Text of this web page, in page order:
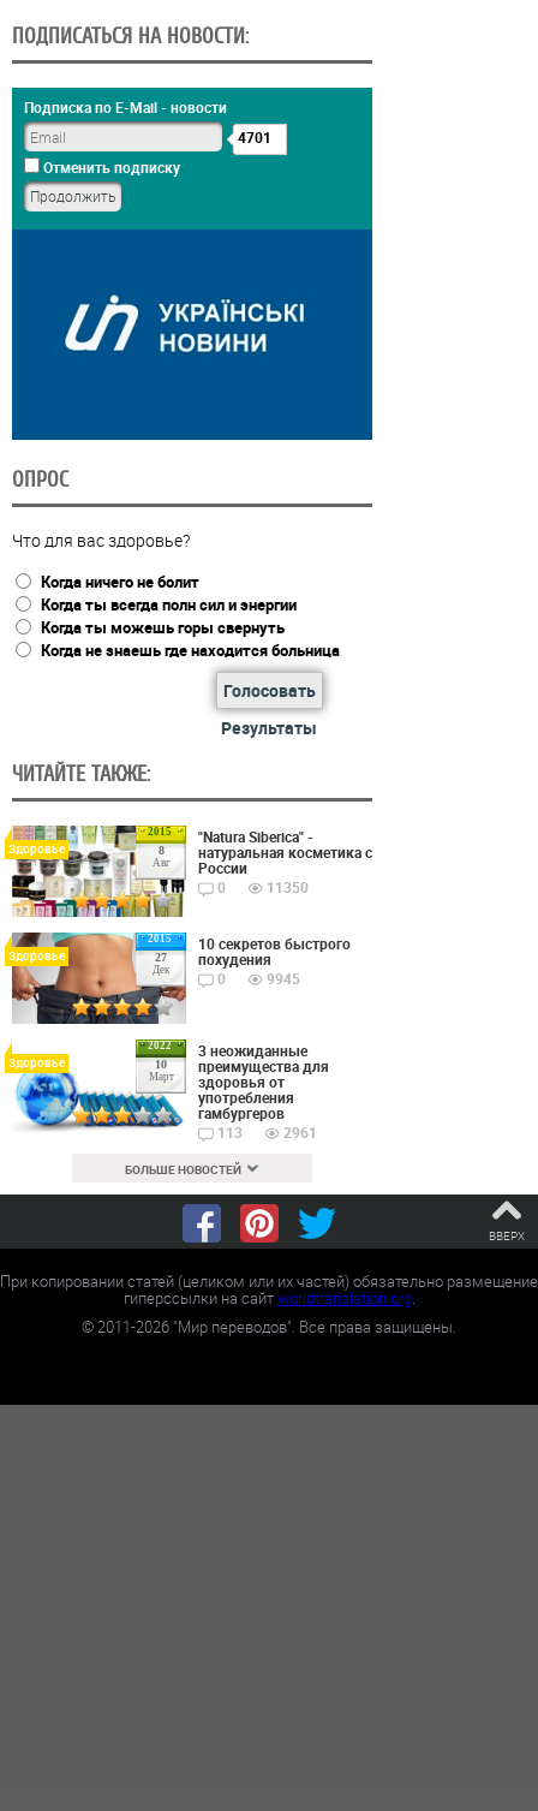
ПОДПИСАТЬСЯ НА НОВОСТИ:
Подписка по E-Mail - новости
4701
Отменить подписку
ОПРОС
Что для вас здоровье?
Когда ничего не болит
Когда ты всегда полн сил и энергии
Когда ты можешь горы свернуть
Когда не знаешь где находится больница
Голосовать
Результаты
ЧИТАЙТЕ ТАКЖЕ:
2015
8
Авг
Здоровье
"Natura Siberica" -
натуральная косметика с
России
0
11350
2015
27
Дек
Здоровье
10 секретов быстрого
похудения
0
9945
2022
10
Март
Здоровье
3 неожиданные
преимущества для
здоровья от
употребления
гамбургеров
113
2961
БОЛЬШЕ НОВОСТЕЙ
ВВЕРХ
При копировании статей (целиком или их частей) обязательно размещение
гиперссылки на сайтworldtranslation.org.
©2011-2026 "Мир переводов". Все права защищены.